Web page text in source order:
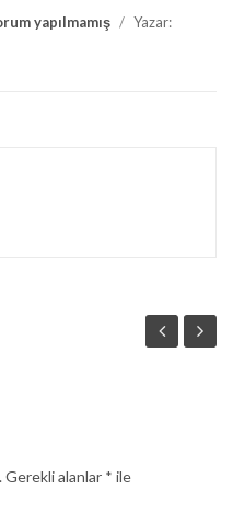
yapılmamış / Yazar:
Gerekli alanlar * ile